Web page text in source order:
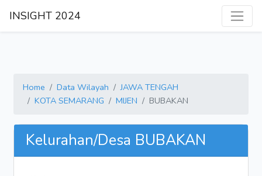
INSIGHT 2024
Home Data Wilayah
JAWA TENGAH
KOTA SEMARANG
MIJEN BUBAKAN
Kelurahan/Desa BUBAKAN